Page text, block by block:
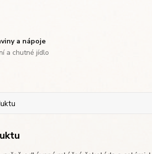
a nápoje
a chutné jídlo